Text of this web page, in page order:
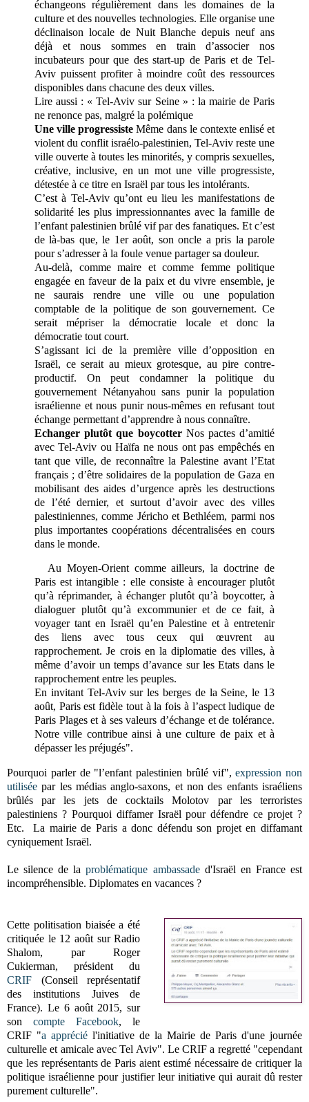
échangeons régulièrement dans les domaines de la
culture et des nouvelles technologies. Elle organise une
déclinaison locale de Nuit Blanche depuis neuf ans
déjà et nous sommes en train d’associer nos
incubateurs pour que des start-up de Paris et de Tel-
Aviv puissent profiter à moindre coût des ressources
disponibles dans chacune des deux villes.
Lire aussi : « Tel-Aviv sur Seine » : la mairie de Paris
ne renonce pas, malgré la polémique
Une ville progressisteMême dans le contexte enlisé et
violent du conflit israélo-palestinien, Tel-Aviv reste une
ville ouverte à toutes les minorités, y compris sexuelles,
créative, inclusive, en un mot une ville progressiste,
détestée à ce titre en Israël par tous les intolérants.
C’est à Tel-Aviv qu’ont eu lieu les manifestations de
solidarité les plus impressionnantes avec la famille de
l’enfant palestinien brûlé vif par des fanatiques. Et c’est
de là-bas que, le 1er août, son oncle a pris la parole
pour s’adresser à la foule venue partager sa douleur.
Au-delà, comme maire et comme femme politique
engagée en faveur de la paix et du vivre ensemble, je
ne saurais rendre une ville ou une population
comptable de la politique de son gouvernement. Ce
serait mépriser la démocratie locale et donc la
démocratie tout court.
S’agissant ici de la première ville d’opposition en
Israël, ce serait au mieux grotesque, au pire contre-
productif. On peut condamner la politique du
gouvernement Nétanyahou sans punir la population
israélienne et nous punir nous-mêmes en refusant tout
échange permettant d’apprendre à nous connaître.
Echanger plutôt que boycotter Nos pactes d’amitié
avec Tel-Aviv ou Haïfa ne nous ont pas empêchés en
tant que ville, de reconnaître la Palestine avant l’Etat
français ; d’être solidaires de la population de Gaza en
mobilisant des aides d’urgence après les destructions
de l’été dernier, et surtout d’avoir avec des villes
palestiniennes, comme Jéricho et Bethléem, parmi nos
plus importantes coopérations décentralisées en cours
dans le monde.
Au Moyen-Orient comme ailleurs, la doctrine de
Paris est intangible : elle consiste à encourager plutôt
qu’à réprimander, à échanger plutôt qu’à boycotter, à
dialoguer plutôt qu’à excommunier et de ce fait, à
voyager tant en Israël qu’en Palestine et à entretenir
des liens avec tous ceux qui œuvrent au
rapprochement. Je crois en la diplomatie des villes, à
même d’avoir un temps d’avance sur les Etats dans le
rapprochement entre les peuples.
En invitant Tel-Aviv sur les berges de la Seine, le 13
août, Paris est fidèle tout à la fois à l’aspect ludique de
Paris Plages et à ses valeurs d’échange et de tolérance.
Notre ville contribue ainsi à une culture de paix et à
dépasser les préjugés".
Pourquoi parler de "l’enfant palestinien brûlé vif",expression non
utilisée par les médias anglo-saxons, et non des enfants israéliens
brûlés par les jets de cocktails Molotov par les terroristes
palestiniens ? Pourquoi diffamer Israël pour défendre ce projet ?
Etc.
La mairie de Paris a donc défendu son projet en diffamant
cyniquement Israël.
Le silence de laproblématique ambassaded'Israël en France est
incompréhensible. Diplomates en vacances ?
Cette politisation biaisée a été
critiquée le 12 août sur Radio
Shalom, par Roger
Cukierman, président du
CRIF (Conseil représentatif
des institutions Juives de
France). Le 6 août 2015, sur
soncompte Facebook, le
CRIF "a apprécié l'initiative de la Mairie de Paris d'une journée
culturelle et amicale avec Tel Aviv". Le CRIF a regretté "cependant
que les représentants de Paris aient estimé nécessaire de critiquer la
politique israélienne pour justifier leur initiative qui aurait dû rester
purement culturelle".